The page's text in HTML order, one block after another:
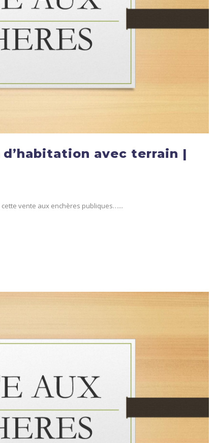
d’habitation avec terrain |
vente aux enchères publiques…...